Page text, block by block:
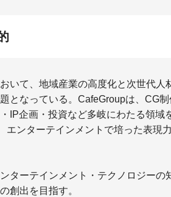
いて、地域産業の高度化と次世代人
となっている。CafeGroupは、CG
IP企画・投資など多岐にわたる領域
エンターテインメントで培った表現
ターテインメント・テクノロジーの
創出を目指す。